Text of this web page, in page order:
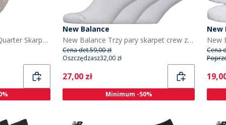
New Balance Dziecięce Quarter Skarpety Wielobarwny
New Balance
New Balance Trzy pary skarpet crew z amortyzacją kolor biały
Cena det.59,00 zł
Oszczędzasz32,00 zł
Current
27,00 zł
Minimum -50%
New
New
Cena